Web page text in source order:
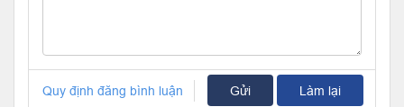
Quy định đăng bình luận Gửi Làm lại